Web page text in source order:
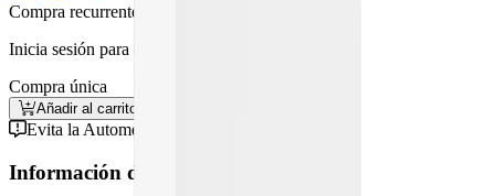
Compra recurrente
Inicia sesión para activar la compra recurrente
Compra única
Añadir al carrito
Evita la Automedicación
Información del medicamento